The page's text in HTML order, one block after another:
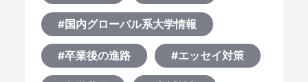
#国内グローバル系大学情報
#卒業後の進路 #エッセイ対策